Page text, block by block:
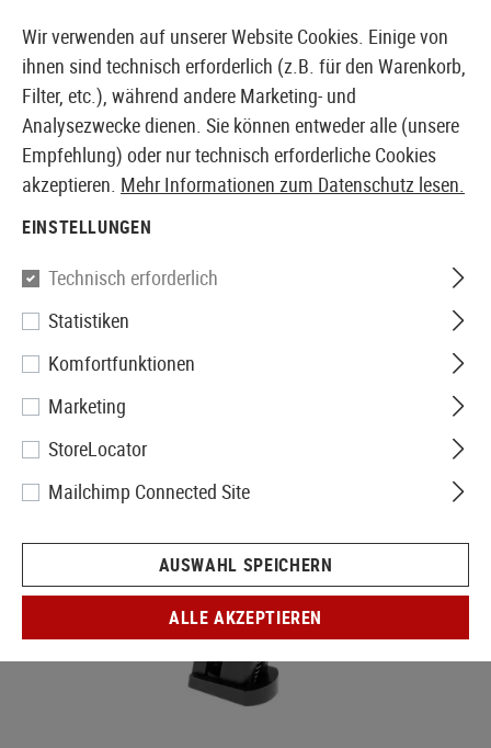
EUROPÄISCHER AIRSOFT SHOP & GROßHÄNDLER
Beretta
Magazin Mod.92 FS Co2 26rds
Wir verwenden auf unserer Website Cookies. Einige von
ihnen sind technisch erforderlich (z.B. für den Warenkorb,
Filter, etc.), während andere Marketing- und
Analysezwecke dienen. Sie können entweder alle (unsere
Empfehlung) oder nur technisch erforderliche Cookies
akzeptieren. Mehr Informationen zum Datenschutz lesen.
EINSTELLUNGEN
Technisch erforderlich
Statistiken
Komfortfunktionen
Marketing
StoreLocator
Mailchimp Connected Site
AUSWAHL SPEICHERN
ALLE AKZEPTIEREN